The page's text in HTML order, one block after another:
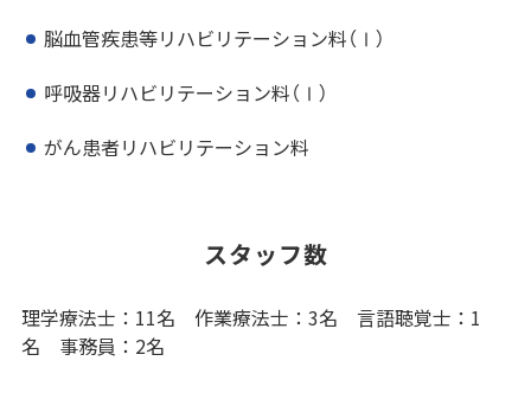
脳血管疾患等リハビリテーション料（Ⅰ）
呼吸器リハビリテーション料（Ⅰ）
がん患者リハビリテーション料
スタッフ数
理学療法士：11名 作業療法士：3名 言語聴覚士：1
名 事務員：2名